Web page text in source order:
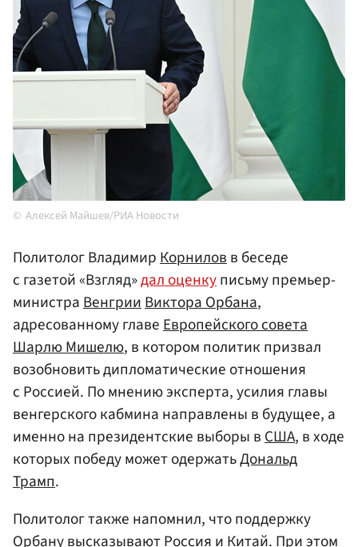
Алексей Майшев/РИА Новости
Политолог ВладимирКорниловв беседе
с газетой «Взгляд»дал оценкуписьму премьер-
министраВенгрииВиктора Орбана,
адресованному главеЕвропейского совета
Шарлю Мишелю, в котором политик призвал
возобновить дипломатические отношения
с Россией. По мнению эксперта, усилия главы
венгерского кабмина направлены в будущее, а
именно на президентские выборы вСША, в ходе
которых победу может одержатьДональд
Трамп.
Политолог также напомнил, что поддержку
Орбану высказывают Россия иКитай. При этом